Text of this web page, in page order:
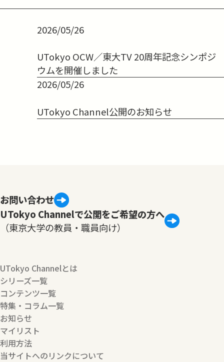
2026/05/26
UTokyo OCW／東大TV 20周年記念シンポジ
ウムを開催しました
2026/05/26
UTokyo Channel公開のお知らせ
お問い合わせ
UTokyo Channelで公開をご希望の方へ
（東京大学の教員・職員向け）
UTokyo Channelとは
シリーズ一覧
コンテンツ一覧
特集・コラム一覧
お知らせ
マイリスト
利用方法
当サイトへのリンクについて